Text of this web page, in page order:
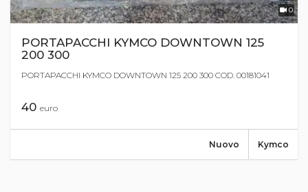
0
PORTAPACCHI KYMCO DOWNTOWN 125
200 300
PORTAPACCHI KYMCO DOWNTOWN 125 200 300 COD. 00181041
40 euro
Kymco
Nuovo